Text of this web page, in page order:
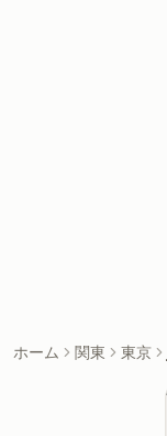
ホーム 関東 東京